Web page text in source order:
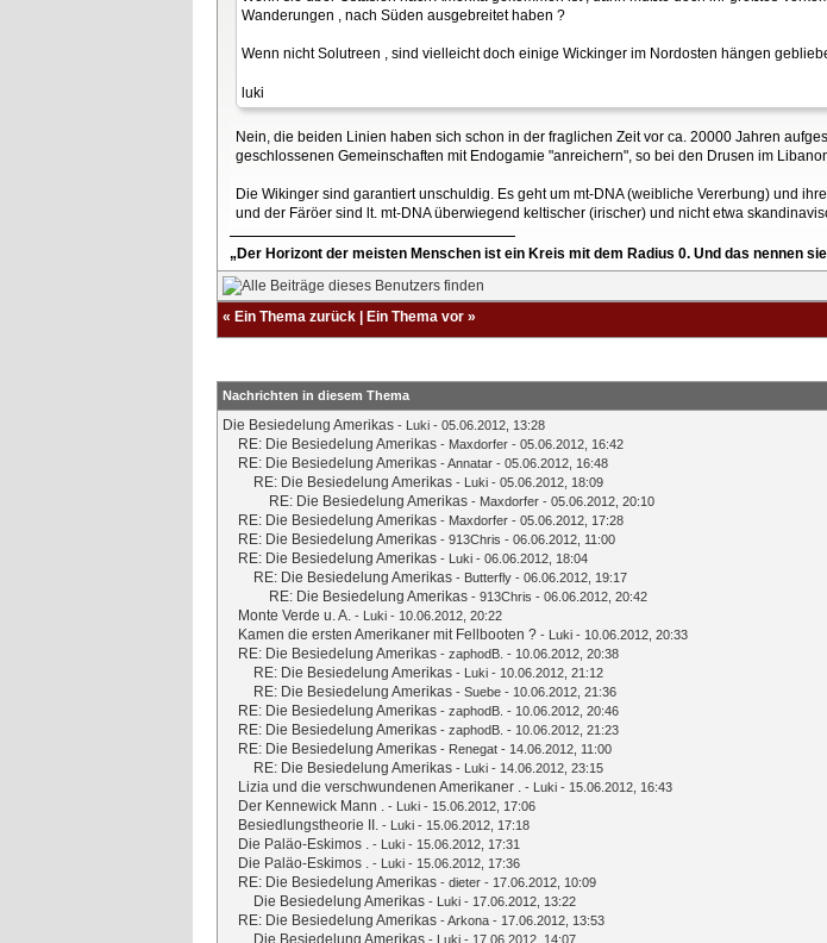
Wanderungen , nach Süden ausgebreitet haben ?
Wenn nicht Solutreen , sind vielleicht doch einige Wickinger im Nordosten hängen
luki
Nein, die beiden Linien haben sich schon in der fraglichen Zeit vor ca. 20000 Jahren
geschlossenen Gemeinschaften mit Endogamie "anreichern", so bei den Drusen im
Die Wikinger sind garantiert unschuldig. Es geht um mt-DNA (weibliche Vererbung) und
und der Färöer sind lt. mt-DNA überwiegend keltischer (irischer) und nicht etwa
„Der Horizont der meisten Menschen ist ein Kreis mit dem Radius 0. Und das nennen
« Ein Thema zurück | Ein Thema vor »
Nachrichten in diesem Thema
Die Besiedelung Amerikas - Luki - 05.06.2012, 13:28
RE: Die Besiedelung Amerikas - Maxdorfer - 05.06.2012, 16:42
RE: Die Besiedelung Amerikas -Annatar - 05.06.2012, 16:48
RE: Die Besiedelung Amerikas - Luki - 05.06.2012, 18:09
RE: Die Besiedelung Amerikas - Maxdorfer - 05.06.2012, 20:10
RE: Die Besiedelung Amerikas - Maxdorfer - 05.06.2012, 17:28
RE: Die Besiedelung Amerikas - 913Chris - 06.06.2012, 11:00
RE: Die Besiedelung Amerikas - Luki - 06.06.2012, 18:04
RE: Die Besiedelung Amerikas - Butterfly - 06.06.2012, 19:17
RE: Die Besiedelung Amerikas - 913Chris - 06.06.2012, 20:42
Monte Verde u. A. - Luki - 10.06.2012, 20:22
Kamen die ersten Amerikaner mit Fellbooten ? - Luki - 10.06.2012, 20:33
RE: Die Besiedelung Amerikas - zaphodB. - 10.06.2012, 20:38
RE: Die Besiedelung Amerikas - Luki - 10.06.2012, 21:12
RE: Die Besiedelung Amerikas - Suebe - 10.06.2012, 21:36
RE: Die Besiedelung Amerikas - zaphodB. - 10.06.2012, 20:46
RE: Die Besiedelung Amerikas - zaphodB. - 10.06.2012, 21:23
RE: Die Besiedelung Amerikas - Renegat - 14.06.2012, 11:00
RE: Die Besiedelung Amerikas - Luki - 14.06.2012, 23:15
Lizia und die verschwundenen Amerikaner . - Luki - 15.06.2012, 16:43
Der Kennewick Mann . - Luki - 15.06.2012, 17:06
Besiedlungstheorie II. - Luki - 15.06.2012, 17:18
Die Paläo-Eskimos . - Luki - 15.06.2012, 17:31
Die Paläo-Eskimos . - Luki - 15.06.2012, 17:36
RE: Die Besiedelung Amerikas - dieter - 17.06.2012, 10:09
Die Besiedelung Amerikas - Luki - 17.06.2012, 13:22
RE: Die Besiedelung Amerikas -Arkona - 17.06.2012, 13:53
Die Besiedelung Amerikas - Luki - 17.06.2012, 14:07